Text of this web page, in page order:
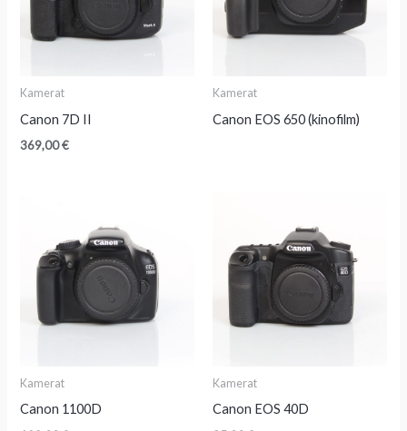
Kamerat
Canon 7D II
369,00€
Kamerat
Canon EOS 650 (kinofilm)
Kamerat
Canon 1100D
Kamerat
Canon EOS 40D